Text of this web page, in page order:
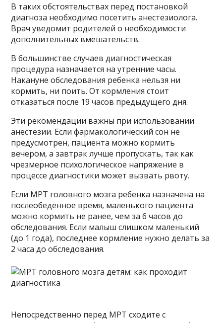
В таких обстоятельствах перед постановкой
диагноза необходимо посетить анестезиолога.
Врач уведомит родителей о необходимости
дополнительных вмешательств.
В большинстве случаев диагностическая
процедура назначается на утренние часы.
Накануне обследования ребенка нельзя ни
кормить, ни поить. От кормления стоит
отказаться после 19 часов предыдущего дня.
Эти рекомендации важны при использовании
анестезии. Если фармакологический сон не
предусмотрен, пациента можно кормить
вечером, а завтрак лучше пропускать, так как
чрезмерное психологическое напряжение в
процессе диагностики может вызвать рвоту.
Если МРТ головного мозга ребенка назначена на
послеобеденное время, маленького пациента
можно кормить не ранее, чем за 6 часов до
обследования. Если малыш слишком маленький
(до 1 года), последнее кормление нужно делать за
2 часа до обследования.
Непосредственно перед МРТ сходите с